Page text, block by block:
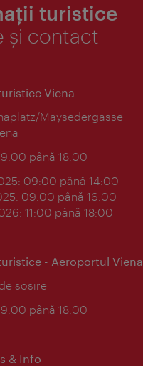
turistice
și contact
Viena
Maysedergasse
până 18:00
09:00 până 14:00
09:00 până 16:00
11:00 până 18:00
- Aeroportul Viena
sosire
până 18:00
& Info